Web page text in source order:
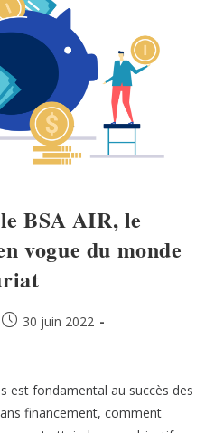
BSA AIR, le
vogue du monde
30 juin 2022
est fondamental au succès des
financement, comment